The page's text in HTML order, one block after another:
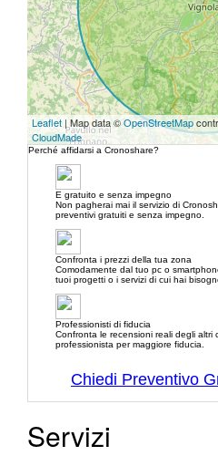
Leaflet | Map data ©OpenStreetMap
CloudMade
Perché affidarsi a Cronoshare?
E gratuito e senza impegno
Non pagherai mai il servizio di
preventivi gratuiti e senza impegno.
Confronta i prezzi della tua zona
Comodamente dal tuo pc o
tuoi progetti o i servizi di cui hai
Professionisti di fiducia
Confronta le recensioni reali degli altri
professionista per maggiore fiducia.
Chiedi Preventivo
Servizi